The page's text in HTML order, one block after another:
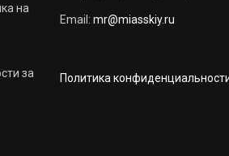
на
за
Email: mr@miasskiy.ru
Политика